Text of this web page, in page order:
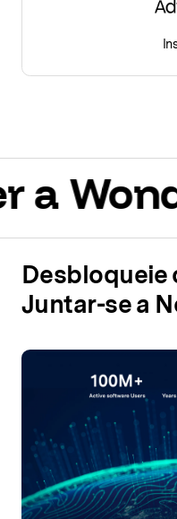
Desbloqueie
Juntar-se a